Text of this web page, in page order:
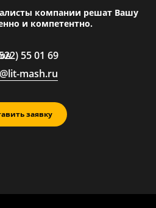
компании решат Вашу
и компетентно.
заявку
55 01 69
mash.ru